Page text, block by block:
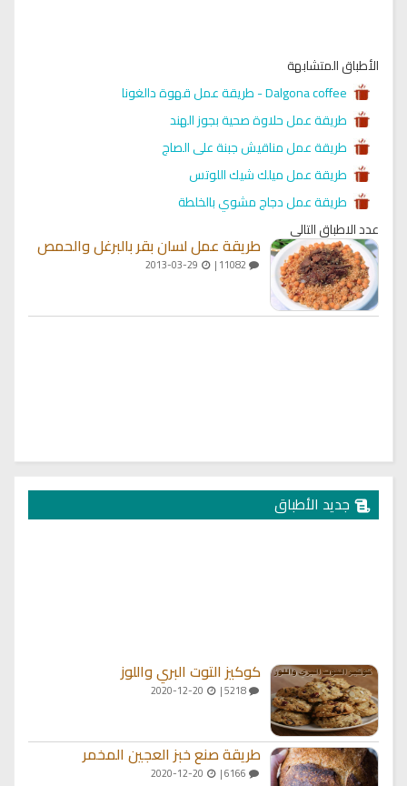
الأطباق المتشابهة
Dalgona coffee - طريقة عمل قهوة دالغونا
طريقة عمل حلاوة صحية بجوز الهند
طريقة عمل مناقيش جبنة على الصاج
طريقة عمل ميلك شيك اللوتس
طريقة عمل دجاج مشوي بالخلطة
عدد الاطباق التالي
طريقة عمل لسان بقر بالبرغل والحمص
جديد الأطباق
كوكيز التوت البري واللوز
5218 |
طريقة صنع خبز العجين المخمر